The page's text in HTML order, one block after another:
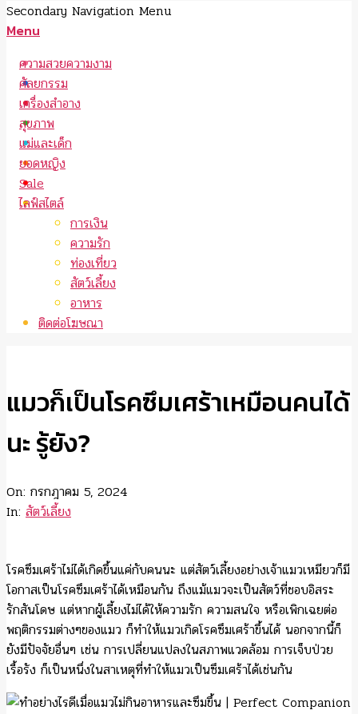
Secondary Navigation Menu
Menu
ความสวยความงาม
ศัลยกรรม
เครื่องสำอาง
สุขภาพ
แม่และเด็ก
ยอดหญิง
Sale
ไลฟ์สไตล์
การเงิน
ความรัก
ท่องเที่ยว
สัตว์เลี้ยง
อาหาร
ติดต่อโฆษณา
แมวก็เป็นโรคซึมเศร้าเหมือนคนได้
นะ รู้ยัง?
On: กรกฎาคม 5, 2024
In: สัตว์เลี้ยง
โรคซึมเศร้าไม่ได้เกิดขึ้นแค่กับคนนะ แต่สัตว์เลี้ยงอย่างเจ้าแมวเหมียวก็มี
โอกาสเป็นโรคซึมเศร้าได้เหมือนกัน ถึงแม้แมวจะเป็นสัตว์ที่ชอบอิสระ
รักสันโดษ แต่หากผู้เลี้ยงไม่ได้ให้ความรัก ความสนใจ หรือเพิกเฉยต่อ
พฤติกรรมต่างๆของแมว ก็ทำให้แมวเกิดโรคซึมเศร้าขึ้นได้ นอกจากนี้ก็
ยังมีปัจจัยอื่นๆ เช่น การเปลี่ยนแปลงในสภาพแวดล้อม การเจ็บป่วย
เรื้อรัง ก็เป็นหนึ่งในสาเหตุที่ทำให้แมวเป็นซึมเศร้าได้เช่นกัน